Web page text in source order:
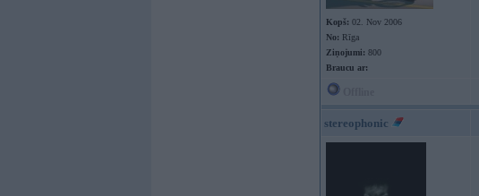
Kopš: 02. Nov 2006
No: Rīga
Ziņojumi: 800
Braucu ar:
stereophonic